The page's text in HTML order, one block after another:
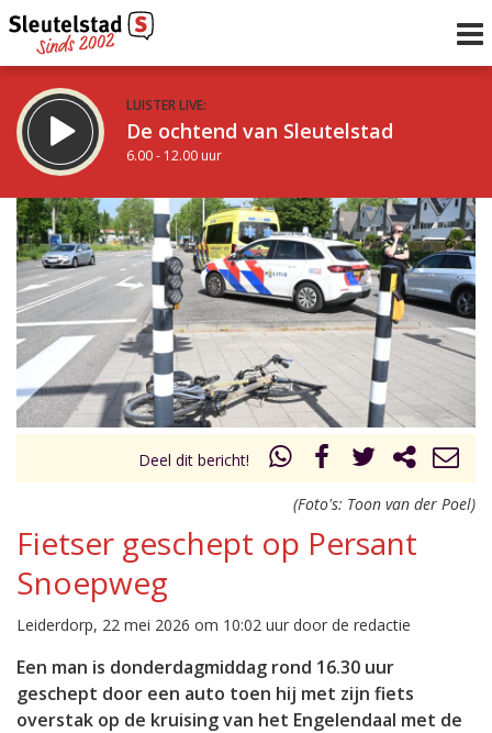
LUISTER LIVE:
De ochtend van Sleutelstad
6.00 - 12.00 uur
STRAKS:
De middag van Sleutelstad
12.00 - 18.00 uur
Vorig uur
uur 1 van 0 Volgend uur
Inklappen
Deel dit bericht!
(Foto's: Toon van der Poel)
Fietser geschept op Persant
Snoepweg
Leiderdorp, 22 mei 2026 om 10:02 uur door de redactie
Een man is donderdagmiddag rond 16.30 uur
geschept door een auto toen hij met zijn fiets
overstak op de kruising van het Engelendaal met de